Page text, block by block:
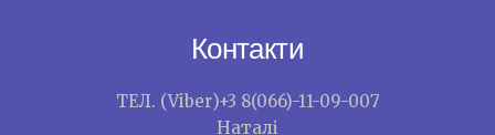
Контакти
ТЕЛ. (Viber)+3 8(066)-11-09-007
Наталі